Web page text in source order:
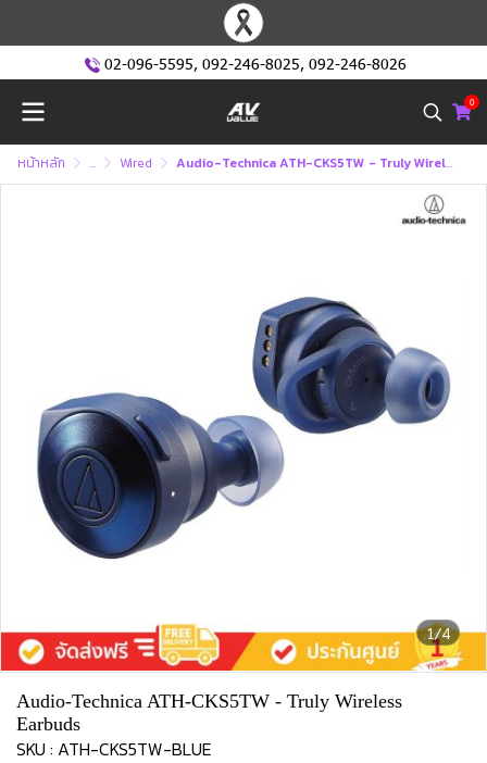
02-096-5595, 092-246-8025, 092-246-8026
0
หน้าหลัก ... Wired Audio-Technica ATH-CKS5TW - Truly Wireless Earbuds
1/4
Audio-Technica ATH-CKS5TW - Truly Wireless
Earbuds
SKU : ATH-CKS5TW-BLUE